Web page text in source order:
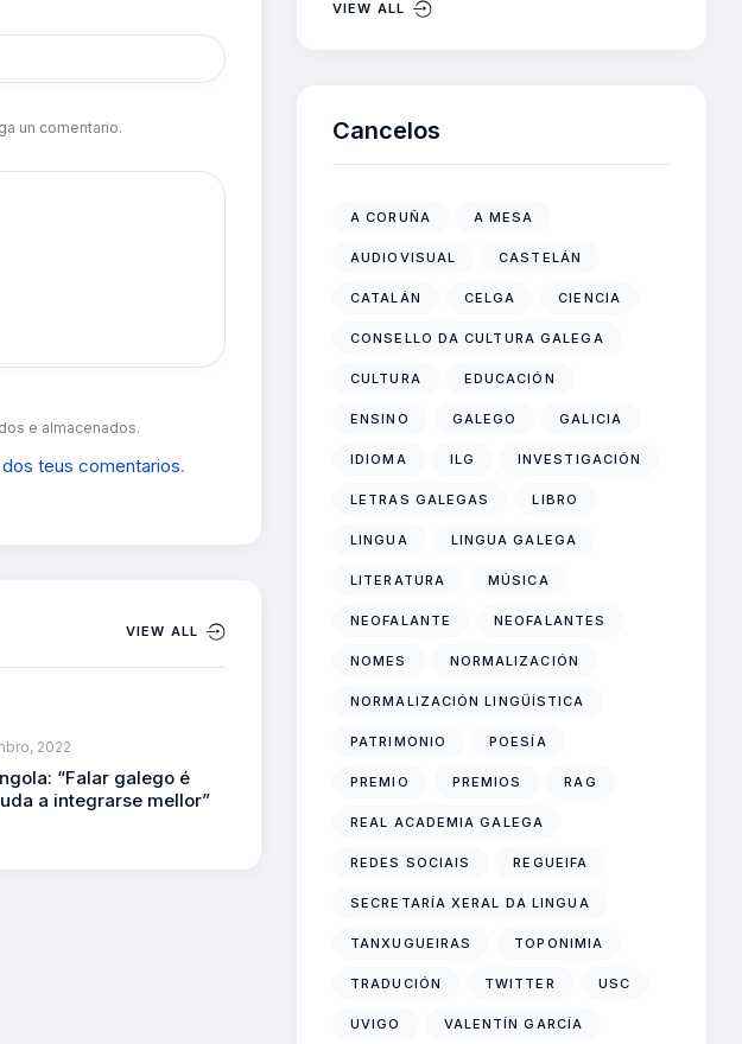
un comentario.
e almacenados.
teus comentarios.
VIEW ALL
2022
“Falar galego é
a integrarse mellor”
VIEW ALL
Cancelos
A CORUÑA A MESA
AUDIOVISUAL CASTELÁN
CATALÁN CELGA CIENCIA
CONSELLO DA CULTURA GALEGA
CULTURA EDUCACIÓN
ENSINO GALEGO GALICIA
IDIOMA ILG INVESTIGACIÓN
LETRAS GALEGAS LIBRO
LINGUA LINGUA GALEGA
LITERATURA MÚSICA
NEOFALANTE NEOFALANTES
NOMES NORMALIZACIÓN
NORMALIZACIÓN LINGÜÍSTICA
PATRIMONIO POESÍA
PREMIO PREMIOS RAG
REAL ACADEMIA GALEGA
REDES SOCIAIS REGUEIFA
SECRETARÍA XERAL DA LINGUA
TANXUGUEIRAS TOPONIMIA
TRADUCIÓN TWITTER USC
UVIGO VALENTÍN GARCÍA